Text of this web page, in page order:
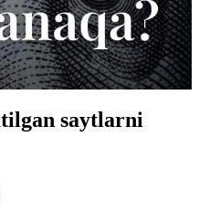
saytlarni